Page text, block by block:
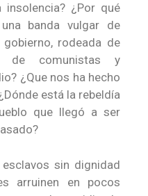
¿Por qué
banda vulgar de
rodeada de
de comunistas y
¿Que nos ha hecho
está la rebeldía
que llegó a ser
sin dignidad
arruinen en pocos